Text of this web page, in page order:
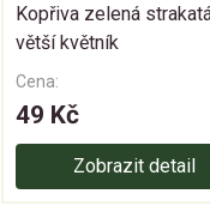
Kopřiva zelená
větší květník
Cena:
49 Kč
Zobrazit detail